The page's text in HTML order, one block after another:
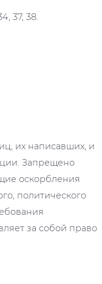
37, 38.
их написавших, и
Запрещено
оскорбления
политического
за собой право